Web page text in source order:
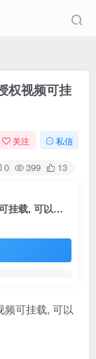
权视频可挂
关注 私信
0 399 13
短剧CPS推广项目,提供5000部短剧授权视频可挂载, 可以一起赚钱